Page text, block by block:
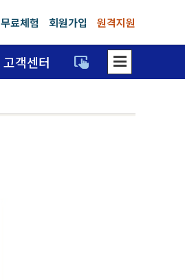
무료체험 회원가입 원격지원
고객센터 trackpad_input dehaze